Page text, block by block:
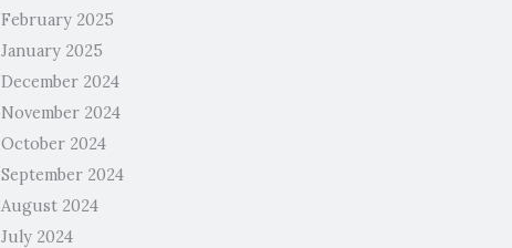
February 2025
January 2025
December 2024
November 2024
October 2024
September 2024
August 2024
July 2024